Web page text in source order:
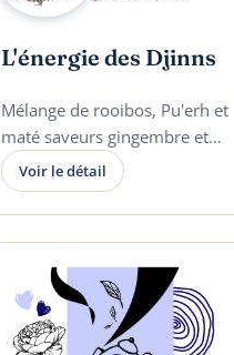
L'énergie des Djinns
Mélange de rooibos, Pu'erh et
maté saveurs gingembre et
lavande.
Voir le détail